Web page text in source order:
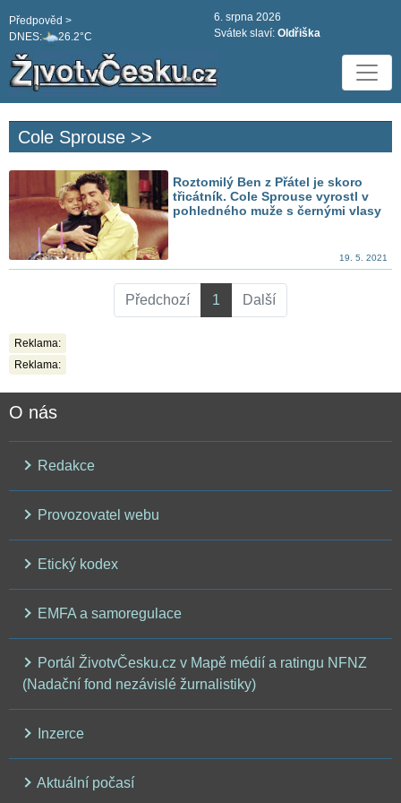
DNES: 26.2°C
Předpověd >
6. srpna 2026
Svátek slaví: Oldřiška
Cole Sprouse >>
Roztomilý Ben z Přátel je skoro
třicátník. Cole Sprouse vyrostl v
pohledného muže s černými vlasy
19. 5. 2021
Předchozí 1 Další
Reklama:
Reklama:
O nás
Redakce
Provozovatel webu
Etický kodex
EMFA a samoregulace
Portál ŽivotvČesku.cz v Mapě médií a ratingu NFNZ
(Nadační fond nezávislé žurnalistiky)
Inzerce
Aktuální počasí